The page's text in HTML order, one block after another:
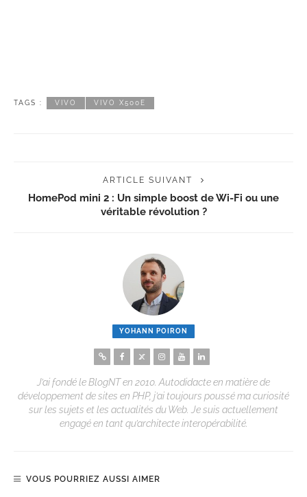
TAGS : VIVO VIVO X500E
ARTICLE SUIVANT
HomePod mini 2 : Un simple boost de Wi-Fi ou une
véritable révolution ?
YOHANN POIRON
J’ai fondé le BlogNT en 2010. Autodidacte en matière de
développement de sites en PHP, j’ai toujours poussé ma curiosité
sur les sujets et les actualités du Web. Je suis actuellement
engagé en tant qu’architecte interopérabilité.
VOUS POURRIEZ AUSSI AIMER